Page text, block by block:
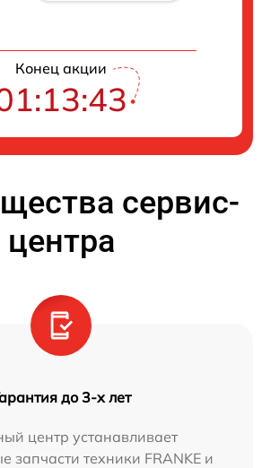
Конец акции
сервис-
центра
до 3-х лет
центр устанавливает
запчасти техники FRANKE и